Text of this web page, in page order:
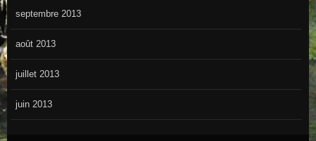
septembre 2013
août 2013
juillet 2013
juin 2013